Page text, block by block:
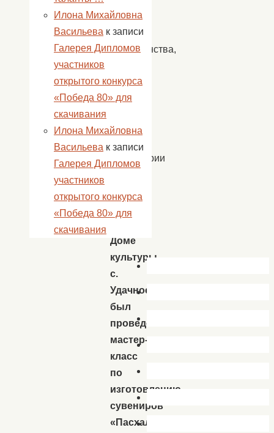
вся
суть
Христианства,
смысл
нашей
преддверии
Доме
культуры
с.
Удачное
был
проведен
мастер-
класс
по
изготовлению
сувениров
«Пасхальный
Илона Михайловна
Васильева к записи
Галерея Дипломов
участников
открытого конкурса
«Победа 80» для
скачивания
Илона Михайловна
Васильева к записи
Галерея Дипломов
участников
открытого конкурса
«Победа 80» для
скачивания